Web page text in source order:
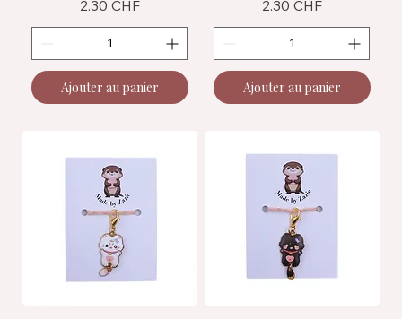
Prix
2.30 CHF
Ajouter au panier
Prix
2.30 CHF
Ajouter au panier